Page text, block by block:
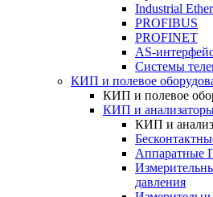
Industrial
PROFIBUS
PROFINET
AS-
Системы
КИП и полевое
КИП и полевое
КИП и
КИП и
Аппаратные
давления